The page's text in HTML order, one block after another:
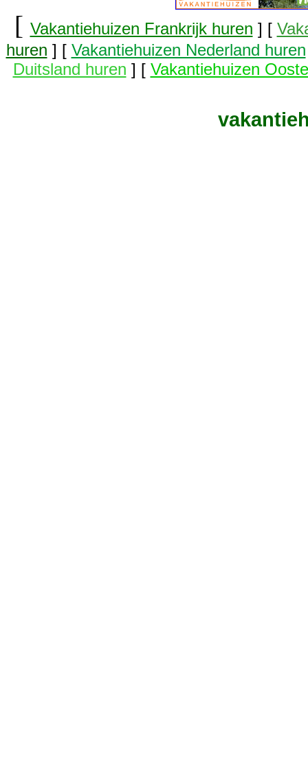
[ Vakantiehuizen Frankrijk huren ] [
huren ] [ Vakantiehuizen Nederland huren
Duitsland huren ] [ Vakantiehuizen